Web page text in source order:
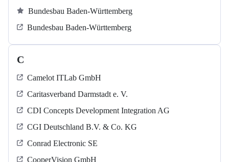
Bundesbau Baden-Württemberg
Bundesbau Baden-Württemberg
C
Camelot ITLab GmbH
Caritasverband Darmstadt e. V.
CDI Concepts Development Integration AG
CGI Deutschland B.V. & Co. KG
Conrad Electronic SE
CooperVision GmbH